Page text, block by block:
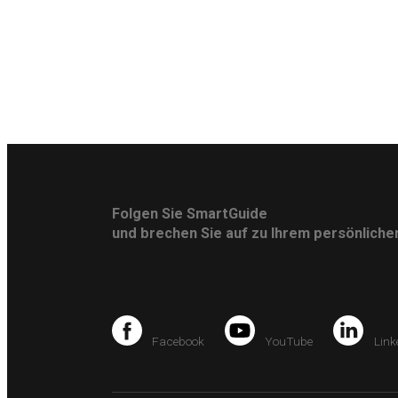
Folgen Sie SmartGuide
und brechen Sie auf zu Ihrem
Facebook YouTube